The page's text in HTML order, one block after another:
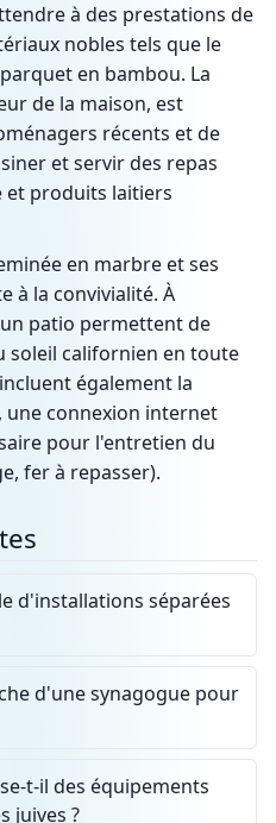
à des prestations de
nobles tels que le
en bambou. La
de la maison, est
récents et de
et servir des repas
et produits laitiers
en marbre et ses
à la convivialité. À
patio permettent de
soleil californien en toute
également la
une connexion internet
pour l'entretien du
fer à repasser).
d'installations séparées
d'une synagogue pour
t-il des équipements
juives ?